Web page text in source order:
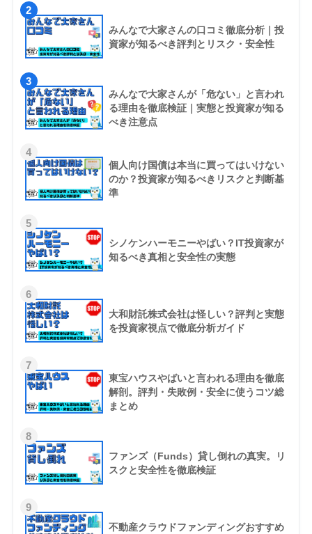
2
みんなで大家さんの口コミ徹底分析｜投
資家が知るべき評判とリスク・安全性
3
みんなで大家さんが「危ない」と言われ
る理由を徹底検証｜実態と投資家が知る
べき注意点
4
個人向け国債は本当に買ってはいけない
のか？投資家が知るべきリスクと判断基
準
5
シノケンハーモニーやばい？IT投資家が
知るべき真相と安全性の実態
6
大和財託株式会社は怪しい？評判と実態
を投資家視点で徹底分析ガイド
7
東宝ハウスやばいと言われる理由を徹底
解剖。評判・失敗例・安全に使うコツ総
まとめ
8
ファンズ（Funds）貸し倒れの真実。リ
スクと安全性を徹底検証
9
不動産クラウドファンディングおすすめ